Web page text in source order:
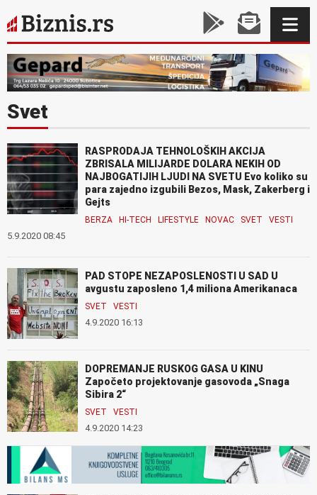
Svet
RASPRODAJA TEHNOLOŠKIH AKCIJA
ZBRISALA MILIJARDE DOLARA NEKIH OD
NAJBOGATIJIH LJUDI NA SVETU Evo koliko su
para zajedno izgubili Bezos, Mask, Zakerberg i
Gejts
BERZA HI-TECH LIFESTYLE NOVAC SVET VESTI
5.9.2020 08:45
PAD STOPE NEZAPOSLENOSTI U SAD U
avgustu zaposleno 1,4 miliona Amerikanaca
SVET VESTI
4.9.2020 16:13
DOPREMANJE RUSKOG GASA U KINU
Započeto projektovanje gasovoda „Snaga
Sibira 2“
SVET VESTI
4.9.2020 14:23